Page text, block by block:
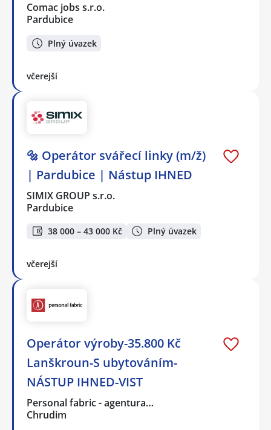
Comac jobs s.r.o.
Pardubice
Plný úvazek
včerejší
🔩 Operátor svářecí linky (m/ž)
| Pardubice | Nástup IHNED
SIMIX GROUP s.r.o.
Pardubice
38 000 – 43 000 Kč Plný úvazek
včerejší
Operátor výroby-35.800 Kč
Lanškroun-S ubytováním-
NÁSTUP IHNED-VIST
Personal fabric - agentura…
Chrudim